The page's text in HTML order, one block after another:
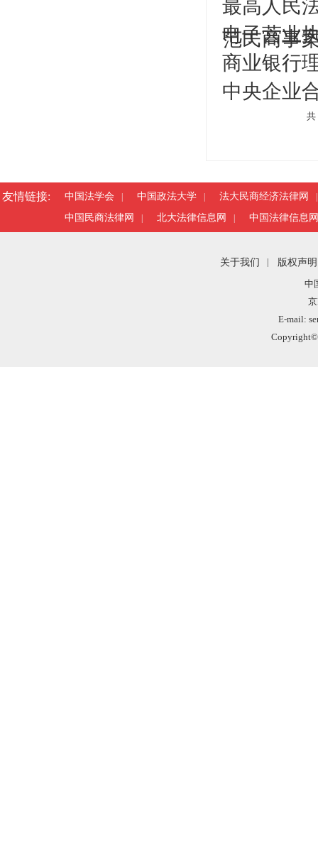
最高人民
范民商事
电子营业
商业银行
中央企业
共
友情链接: 中国法学会 中国政法大学 法大民商经济法律网
中国民商法律网 北大法律信息网 中国法律信息网
关于我们
版权声明
中
E-mail: